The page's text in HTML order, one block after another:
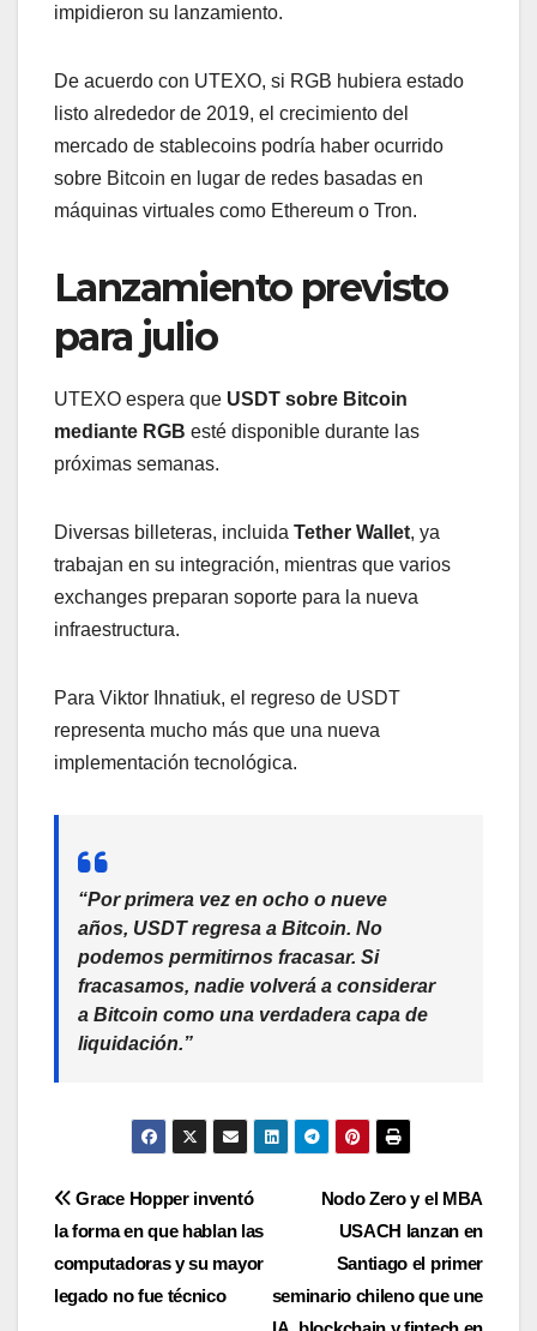
impidieron su lanzamiento.
De acuerdo con UTEXO, si RGB hubiera estado
listo alrededor de 2019, el crecimiento del
mercado de stablecoins podría haber ocurrido
sobre Bitcoin en lugar de redes basadas en
máquinas virtuales como Ethereum o Tron.
Lanzamiento previsto
para julio
UTEXO espera que USDT sobre Bitcoin
mediante RGB esté disponible durante las
próximas semanas.
Diversas billeteras, incluida Tether Wallet, ya
trabajan en su integración, mientras que varios
exchanges preparan soporte para la nueva
infraestructura.
Para Viktor Ihnatiuk, el regreso de USDT
representa mucho más que una nueva
implementación tecnológica.
“Por primera vez en ocho o nueve
años, USDT regresa a Bitcoin. No
podemos permitirnos fracasar. Si
fracasamos, nadie volverá a considerar
a Bitcoin como una verdadera capa de
liquidación.”
Navegación
de
entradas
Nodo Zero y el MBA
USACH lanzan en
Santiago el primer
seminario chileno que une
Grace Hopper inventó
la forma en que hablan las
computadoras y su mayor
legado no fue técnico